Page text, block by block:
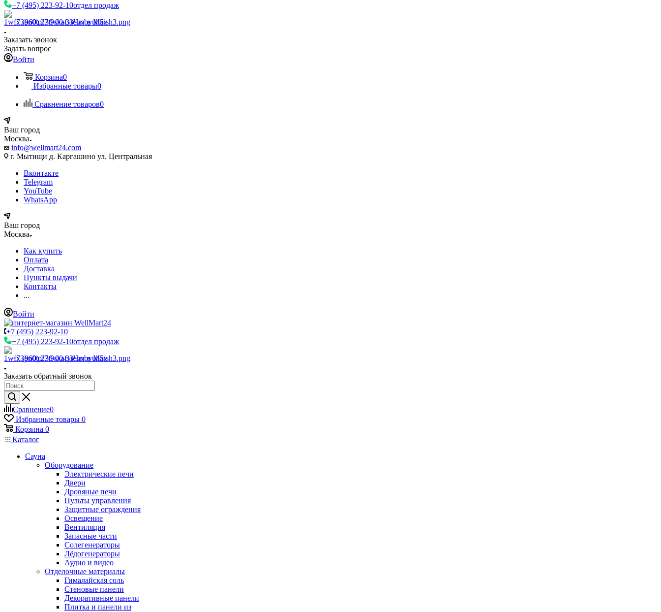
+7 (495) 223-92-10отдел продаж
+7 (960) 230-00-33Чат в Max
Заказать звонок
Задать вопрос
Войти
Корзина0
Избранные товары0
Сравнение товаров0
Ваш город
Москва
info@wellmart24.com
г. Мытищи д. Каргашино ул. Центральная
Вконтакте
Telegram
YouTube
WhatsApp
Ваш город
Москва
Как купить
Оплата
Доставка
Пункты выдачи
Контакты
...
Войти
+7 (495) 223-92-10
+7 (495) 223-92-10отдел продаж
+7 (960) 230-00-33Чат в Max
Заказать обратный звонок
Сравнение0
Избранные товары 0
Корзина 0
Каталог
Сауна
Оборудование
Электрические печи
Двери
Дровяные печи
Пульты управления
Защитные ограждения
Освещение
Вентиляция
Запасные части
Солегенераторы
Лёдогенераторы
Аудио и видео
Отделочные материалы
Гималайская соль
Стеновые панели
Декоративные панели
Плитка и панели из